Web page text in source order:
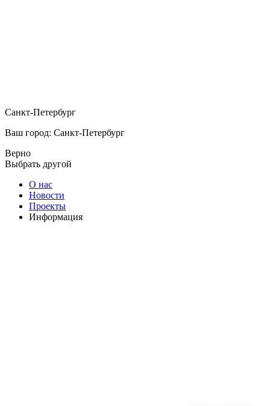
Санкт-Петербург
Ваш город: Санкт-Петербург
Верно
Выбрать другой
О нас
Новости
Проекты
Информация